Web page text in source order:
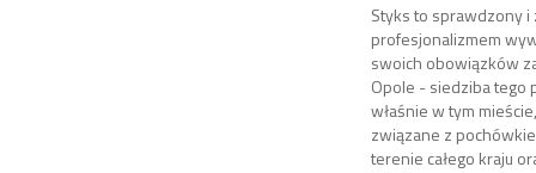
Styks to sprawdzony i
profesjonalizmem
swoich obowiązków
Opole - siedziba tego
właśnie w tym
związane z
terenie całego kraju